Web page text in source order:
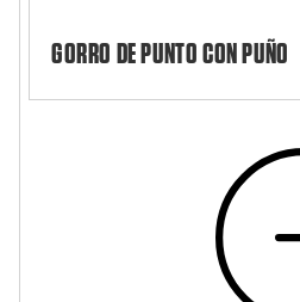
GORRO DE PUNTO CON PUÑO